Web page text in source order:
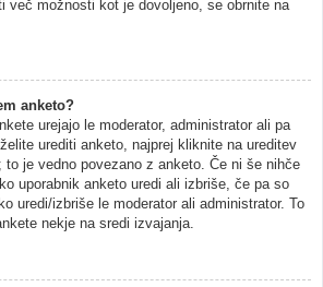
več možnosti kot je dovoljeno, se obrnite na
anketo?
urejajo le moderator, administrator ali pa
urediti anketo, najprej kliknite na ureditev
je vedno povezano z anketo. Če ni še nihče
uporabnik anketo uredi ali izbriše, če pa so
uredi/izbriše le moderator ali administrator. To
nekje na sredi izvajanja.